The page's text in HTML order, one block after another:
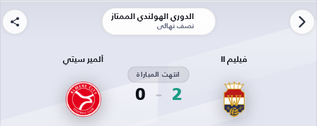
الدوري الهولندي الممتاز
نصف نهائي
فيليم II
2
انتهت المباراة
0
ألمير سيتي